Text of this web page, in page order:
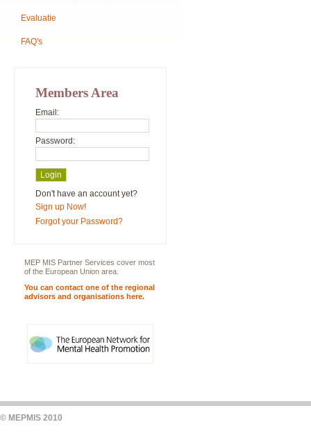
Evaluatie
FAQ's
Members Area
Email:
Password:
Don't have an account yet?
Sign up Now!
Forgot your Password?
MEP MIS Partner Services cover most
of the European Union area.
You can contact one of the regional
advisors and organisations here.
© MEPMIS 2010